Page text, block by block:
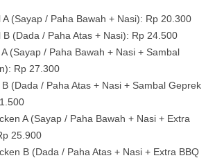
A (Sayap / Paha Bawah + Nasi): Rp 20.300
B (Dada / Paha Atas + Nasi): Rp 24.500
(Sayap / Paha Bawah + Nasi + Sambal
Rp 27.300
(Dada / Paha Atas + Nasi + Sambal Geprek
A (Sayap / Paha Bawah + Nasi + Extra
25.900
B (Dada / Paha Atas + Nasi + Extra BBQ